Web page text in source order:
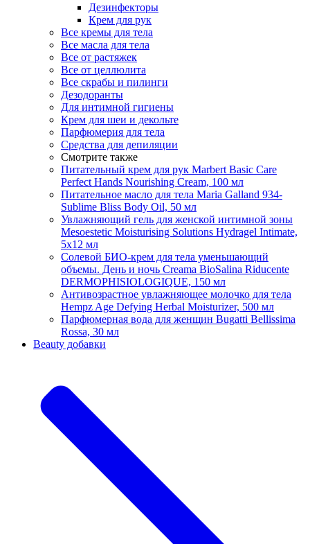
Дезинфекторы
Крем для рук
Все кремы для тела
Все масла для тела
Все от растяжек
Все от целлюлита
Все скрабы и пилинги
Дезодоранты
Для интимной гигиены
Крем для шеи и декольте
Парфюмерия для тела
Средства для депиляции
Смотрите также
Питательный крем для рук Marbert Basic Care
Perfect Hands Nourishing Cream, 100 мл
Питательное масло для тела Maria Galland 934-
Sublime Bliss Body Oil, 50 мл
Увлажняющий гель для женской интимной зоны
Mesoestetic Moisturising Solutions Hydragel Intimate,
5х12 мл
Солевой БИО-крем для тела уменьшающий
объемы. День и ночь Creama BioSalina Riducente
DERMOPHISIOLOGIQUE, 150 мл
Антивозрастное увлажняющее молочко для тела
Hempz Age Defying Herbal Moisturizer, 500 мл
Парфюмерная вода для женщин Bugatti Bellissima
Rossa, 30 мл
Beauty добавки